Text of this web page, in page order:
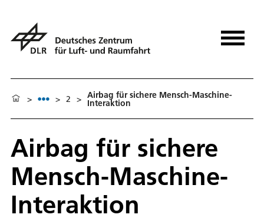
> > 2 > Airbag für sichere Mensch-Maschine-
Interaktion
Airbag für sichere
Mensch-Maschine-
Interaktion